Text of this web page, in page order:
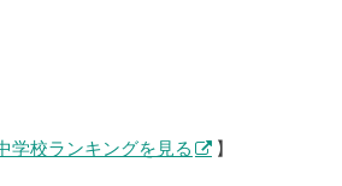
学校ランキングを見る 】